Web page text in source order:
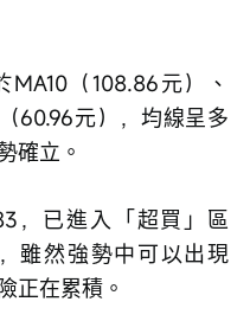
（108.86元）、
60.96元），均線呈多
確立。
，已進入「超買」區
雖然強勢中可以出現
正在累積。